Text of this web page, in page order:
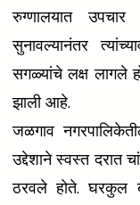
रुग्णालयात
सुनावल्यानंतर
सगळ्यांचे लक्ष
झाली आहे.
जळगाव
उद्देशाने स्वस्त दरात
ठरवले होते. घरकुल